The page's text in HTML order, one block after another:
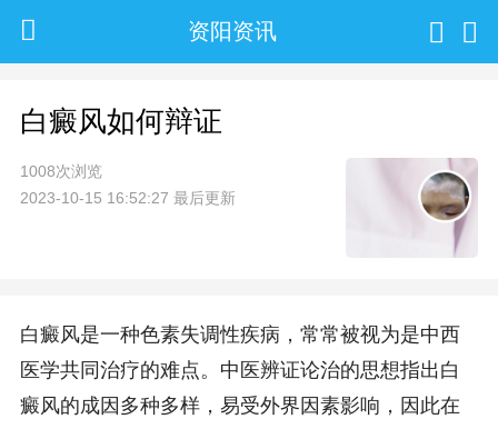
资阳资讯
白癜风如何辩证
1008次浏览
2023-10-15 16:52:27 最后更新
白癜风是一种色素失调性疾病，常常被视为是中西
医学共同治疗的难点。中医辨证论治的思想指出白
癜风的成因多种多样，易受外界因素影响，因此在